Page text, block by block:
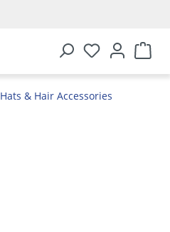
Hats & Hair Accessories